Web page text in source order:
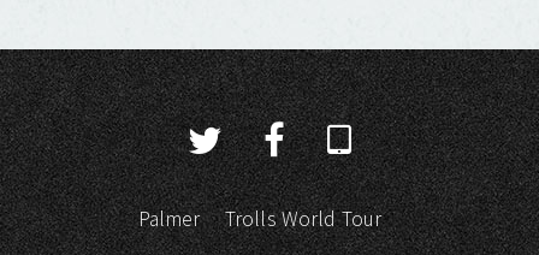
Palmer
Trolls World Tour